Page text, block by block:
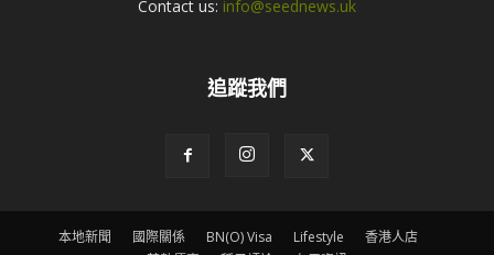
Contact us: info@seednews.uk
追蹤我們
本地新聞 國際關係 BN(O) Visa Lifestyle
香港人店